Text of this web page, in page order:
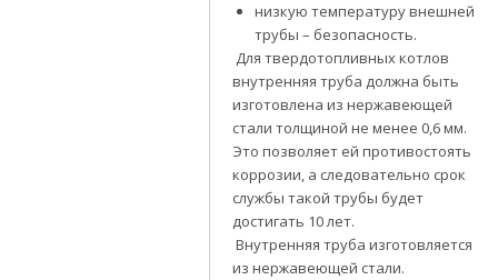
низкую температуру внешней
трубы – безопасность.
Для твердотопливных котлов
внутренняя труба должна быть
изготовлена из нержавеющей
стали толщиной не менее 0,6 мм.
Это позволяет ей противостоять
коррозии, а следовательно срок
службы такой трубы будет
достигать 10 лет.
Внутренняя труба изготовляется
из нержавеющей стали.